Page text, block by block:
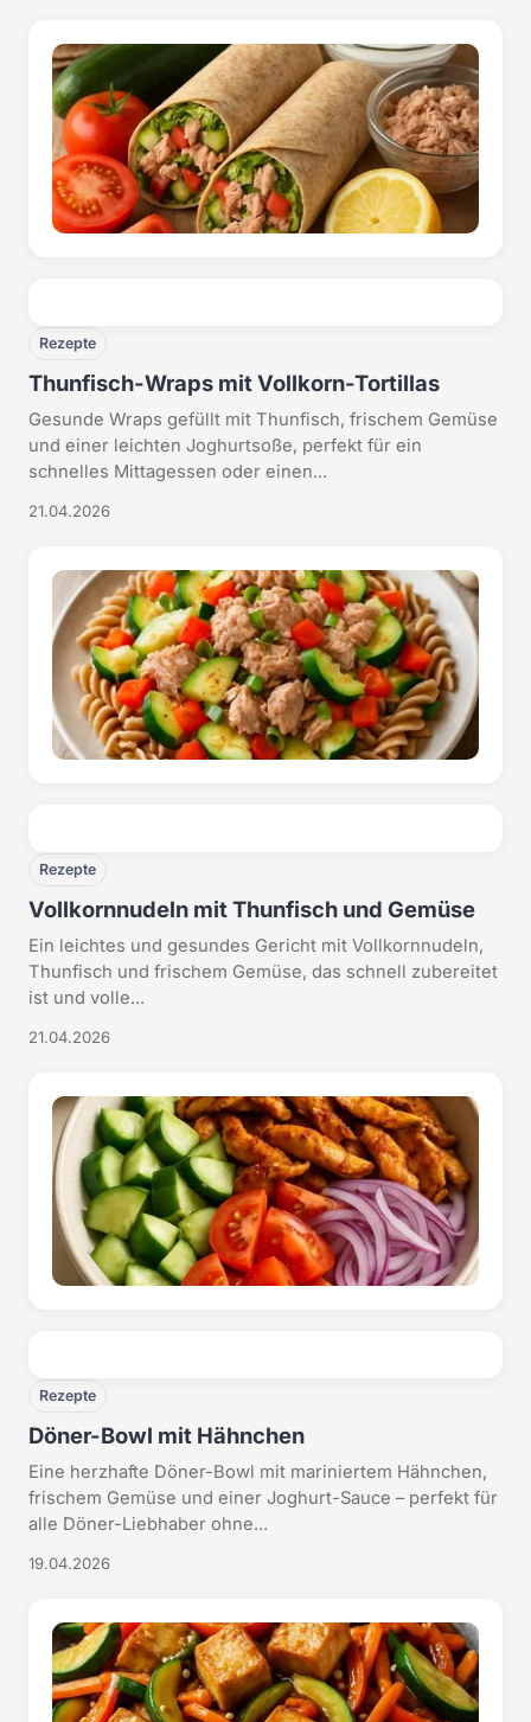
Rezepte
Thunfisch-Wraps mit Vollkorn-Tortillas
Gesunde Wraps gefüllt mit Thunfisch, frischem Gemüse
und einer leichten Joghurtsoße, perfekt für ein
schnelles Mittagessen oder einen...
21.04.2026
Rezepte
Vollkornnudeln mit Thunfisch und Gemüse
Ein leichtes und gesundes Gericht mit Vollkornnudeln,
Thunfisch und frischem Gemüse, das schnell zubereitet
ist und volle...
21.04.2026
Rezepte
Döner-Bowl mit Hähnchen
Eine herzhafte Döner-Bowl mit mariniertem Hähnchen,
frischem Gemüse und einer Joghurt-Sauce – perfekt für
alle Döner-Liebhaber ohne...
19.04.2026